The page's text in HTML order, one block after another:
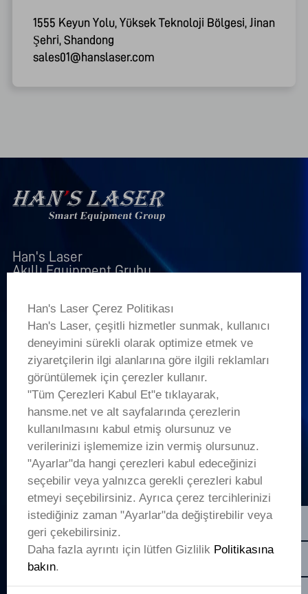
1555 Keyun Yolu, Yüksek Teknoloji Bölgesi, Jinan
Şehri, Shandong
sales01@hanslaser.com
Han's Laser
Akıllı Equipment Grubu
LINK
Ürünler
Şirket
Uygulamalar
Aklında bir proje var mı?
LET’S TALK
sales01@hanslaser.com
En yeni haberler için yazın
Han's Laser Çerez Politikası
Han's Laser, çeşitli hizmetler sunmak, kullanıcı
deneyimini sürekli olarak optimize etmek ve
ziyaretçilerin ilgi alanlarına göre ilgili reklamları
görüntülemek için çerezler kullanır.
"Tüm Çerezleri Kabul Et"e tıklayarak,
hansme.net ve alt sayfalarında çerezlerin
kullanılmasını kabul etmiş olursunuz ve
verilerinizi işlememize izin vermiş olursunuz.
"Ayarlar"da hangi çerezleri kabul edeceğinizi
seçebilir veya yalnızca gerekli çerezleri kabul
etmeyi seçebilirsiniz. Ayrıca çerez tercihlerinizi
istediğiniz zaman "Ayarlar"da değiştirebilir veya
geri çekebilirsiniz.
Daha fazla ayrıntı için lütfen Gizlilik Politikasına
bakın.